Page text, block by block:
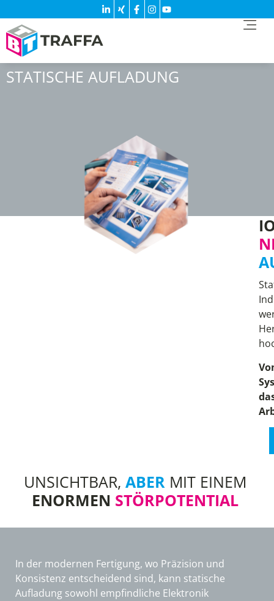
STATISCHE AUFLADUNG
UNSICHTBAR, ABER MIT EINEM
ENORMEN STÖRPOTENTIAL
In der modernen Fertigung, wo Präzision und
Konsistenz entscheidend sind, kann statische
Aufladung sowohl empfindliche Elektronik